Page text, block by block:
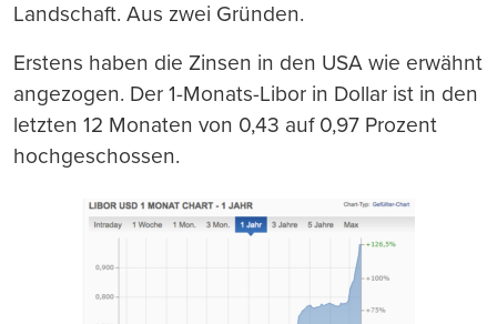
Landschaft. Aus zwei Gründen.
Erstens haben die Zinsen in den USA wie erwähnt
angezogen. Der 1-Monats-Libor in Dollar ist in den
letzten 12 Monaten von 0,43 auf 0,97 Prozent
hochgeschossen.